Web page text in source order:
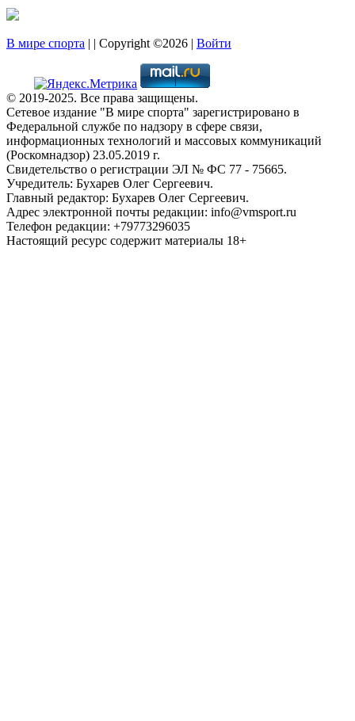
В мире спорта | | Copyright ©2026 | Войти
© 2019-2025. Все права защищены.
Сетевое издание "В мире спорта" зарегистрировано в
Федеральной службе по надзору в сфере связи,
информационных технологий и массовых коммуникаций
(Роскомнадзор) 23.05.2019 г.
Свидетельство о регистрации ЭЛ № ФС 77 - 75665.
Учредитель: Бухарев Олег Сергеевич.
Главный редактор: Бухарев Олег Сергеевич.
Адрес электронной почты редакции: info@vmsport.ru
Телефон редакции: +79773296035
Настоящий ресурс содержит материалы 18+